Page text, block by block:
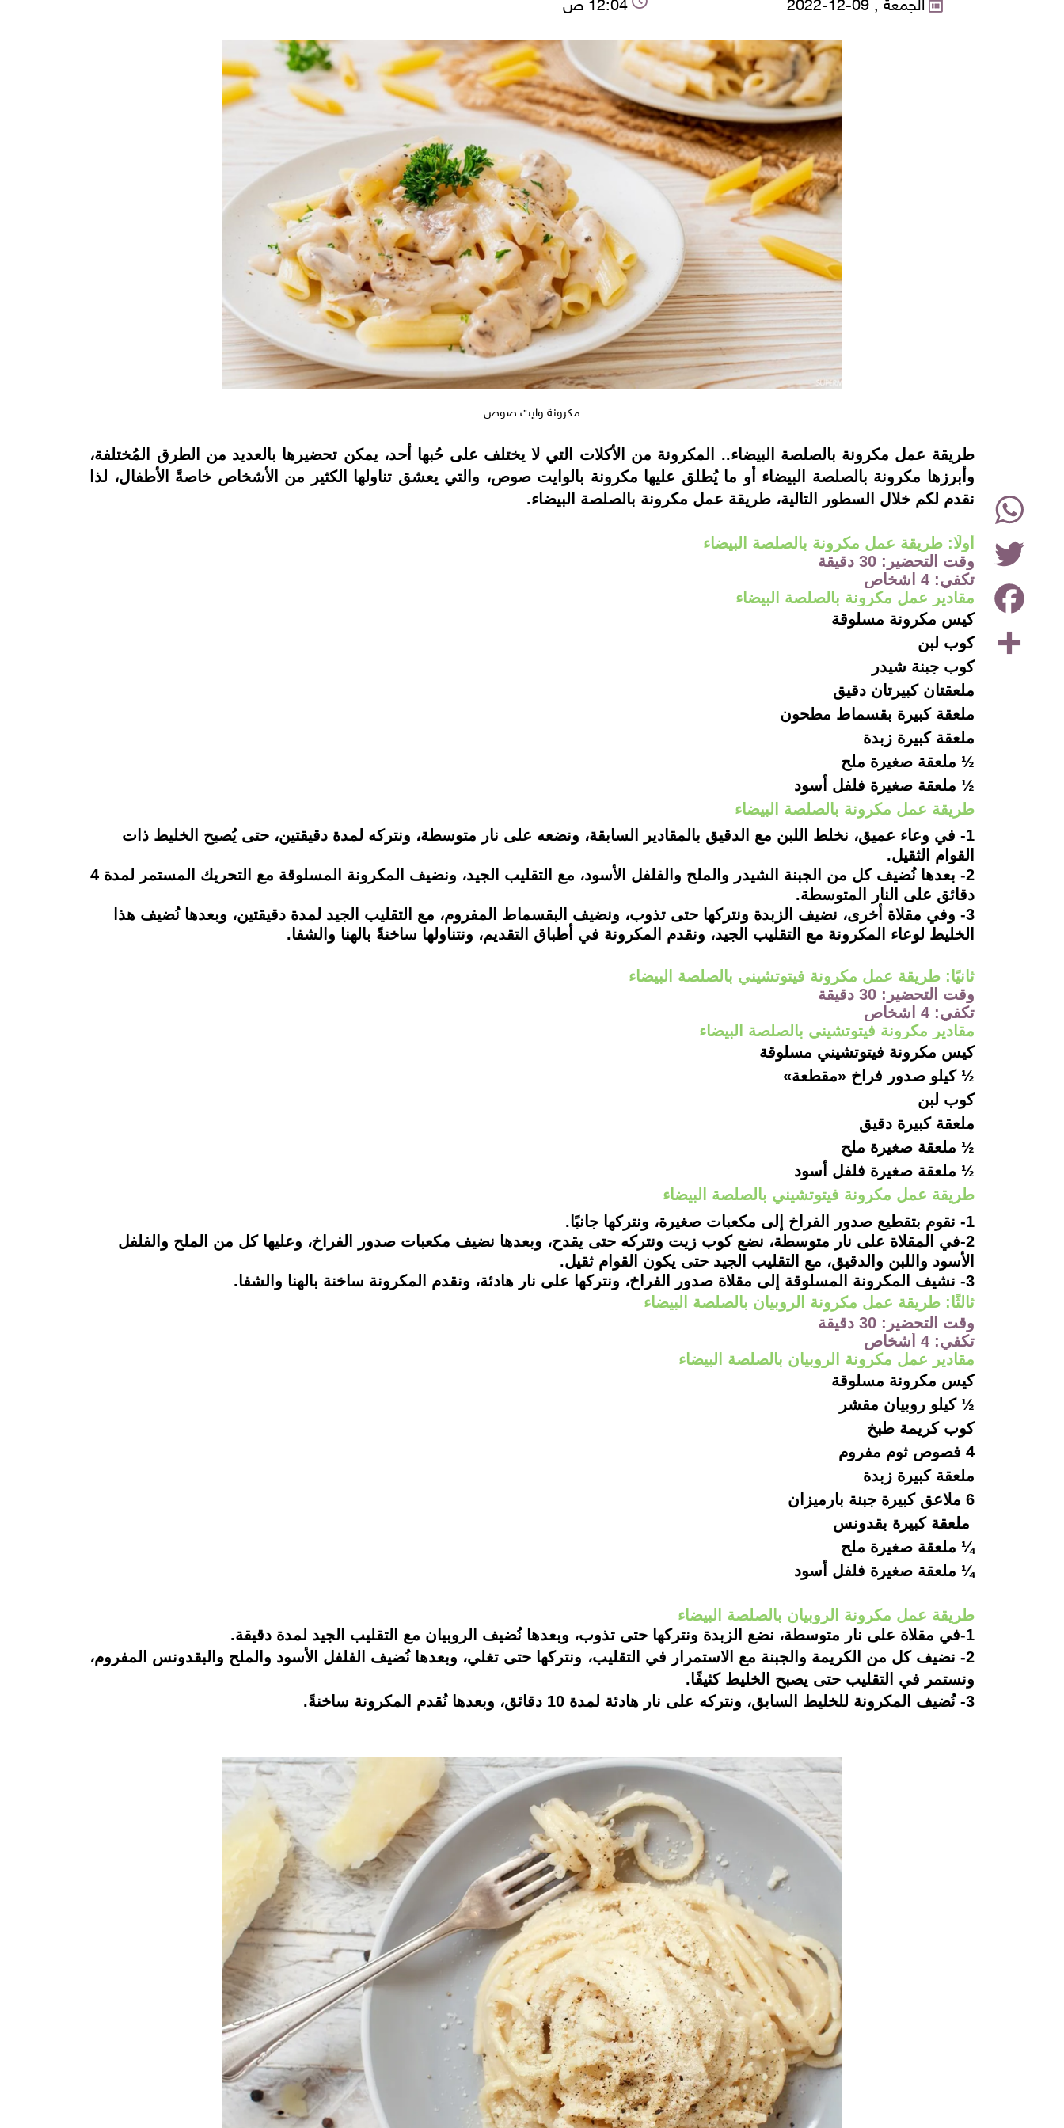
مكرونة وايت صوص
Share
Facebook
Twitter
WhatsApp
instagramطريقة عمل مكرونة بالصلصة البيضاء.. المكرونة من الأكلات التي لا يختلف على حُبها أحد، يمكن تحضيرها بالعديد من الطرق المُختلفة،
وأبرزها مكرونة بالصلصة البيضاء أو ما يُطلق عليها مكرونة بالوايت صوص، والتي يعشق تناولها الكثير من الأشخاص خاصةً الأطفال، لذا
نقدم لكم خلال السطور التالية، طريقة عمل مكرونة بالصلصة البيضاء.
أولًا: طريقة عمل مكرونة بالصلصة البيضاء
وقت التحضير: 30 دقيقة
تكفي: 4 أشخاص
مقادير عمل مكرونة بالصلصة البيضاء
كيس مكرونة مسلوقة
كوب لبن
كوب جبنة شيدر
ملعقتان كبيرتان دقيق
ملعقة كبيرة بقسماط مطحون
ملعقة كبيرة زبدة
½ ملعقة صغيرة ملح
½ ملعقة صغيرة فلفل أسود
طريقة عمل مكرونة بالصلصة البيضاء
1-
في وعاء عميق، نخلط اللبن مع الدقيق بالمقادير السابقة، ونضعه على نار متوسطة، ونتركه لمدة دقيقتين، حتى يُصبح الخليط ذات
القوام الثقيل.
2-
بعدها نُضيف كل من الجبنة الشيدر والملح والفلفل الأسود، مع التقليب الجيد، ونضيف المكرونة المسلوقة مع التحريك المستمر لمدة 4
دقائق على النار المتوسطة.
3-
وفي مقلاة أخرى، نضيف الزبدة ونتركها حتى تذوب، ونضيف البقسماط المفروم، مع التقليب الجيد لمدة دقيقتين، وبعدها نُضيف هذا
الخليط لوعاء المكرونة مع التقليب الجيد، ونقدم المكرونة في أطباق التقديم، ونتناولها ساخنةً بالهنا والشفا.
ثانيًا: طريقة عمل مكرونة فيتوتشيني بالصلصة البيضاء
وقت التحضير: 30 دقيقة
تكفي: 4 أشخاص
مقادير مكرونة فيتوتشيني بالصلصة البيضاء
كيس مكرونة فيتوتشيني مسلوقة
½ كيلو صدور فراخ «مقطعة»
كوب لبن
ملعقة كبيرة دقيق
½ ملعقة صغيرة ملح
½ ملعقة صغيرة فلفل أسود
طريقة عمل مكرونة فيتوتشيني بالصلصة البيضاء
1-
نقوم بتقطيع صدور الفراخ إلى مكعبات صغيرة، ونتركها جانبًا.
2- في المقلاة على نار متوسطة، نضع كوب زيت ونتركه حتى يقدح، وبعدها نضيف مكعبات صدور الفراخ، وعليها كل من الملح والفلفل
الأسود واللبن والدقيق، مع التقليب الجيد حتى يكون القوام ثقيل.
3-
نشيف المكرونة المسلوقة إلى مقلاة صدور الفراخ، ونتركها على نار هادئة، ونقدم المكرونة ساخنة بالهنا والشفا.
ثالثًا: طريقة عمل مكرونة
الروبيان بالصلصة البيضاء
وقت التحضير: 30 دقيقة
تكفي: 4 أشخاص
مقادير عمل مكرونة الروبيان بالصلصة البيضاء
كيس مكرونة مسلوقة
½ كيلوروبيان مقشر
كوب كريمة طبخ
4 فصوص ثوم مفروم
ملعقة كبيرة زبدة
6 ملاعق كبيرة جبنة بارميزان
ملعقة كبيرة بقدونس
¼ ملعقة صغيرة ملح
¼ ملعقة صغيرة فلفل أسود
طريقة عمل مكرونة الروبيان بالصلصة البيضاء
1- في مقلاة على نار متوسطة، نضع الزبدة ونتركها حتى تذوب، وبعدها نُضيف الروبيان مع التقليب الجيد لمدة دقيقة.
2-
نضيف كل من الكريمة و لجبنة مع الاستمرار في التقليب، ونتركها حتى تغلي، وبعدها نُضيف الفلفل الأسود والملح والبقدونس المفروم،
ونستمر في التقليب حتى يصبح الخليط كثيفًا.
3- نُضيف المكرونة للخليط السابق، ونتركه على نار هادئة لمدة 10 دقائق، وبعدها نُقدم المكرونة ساخنةً.